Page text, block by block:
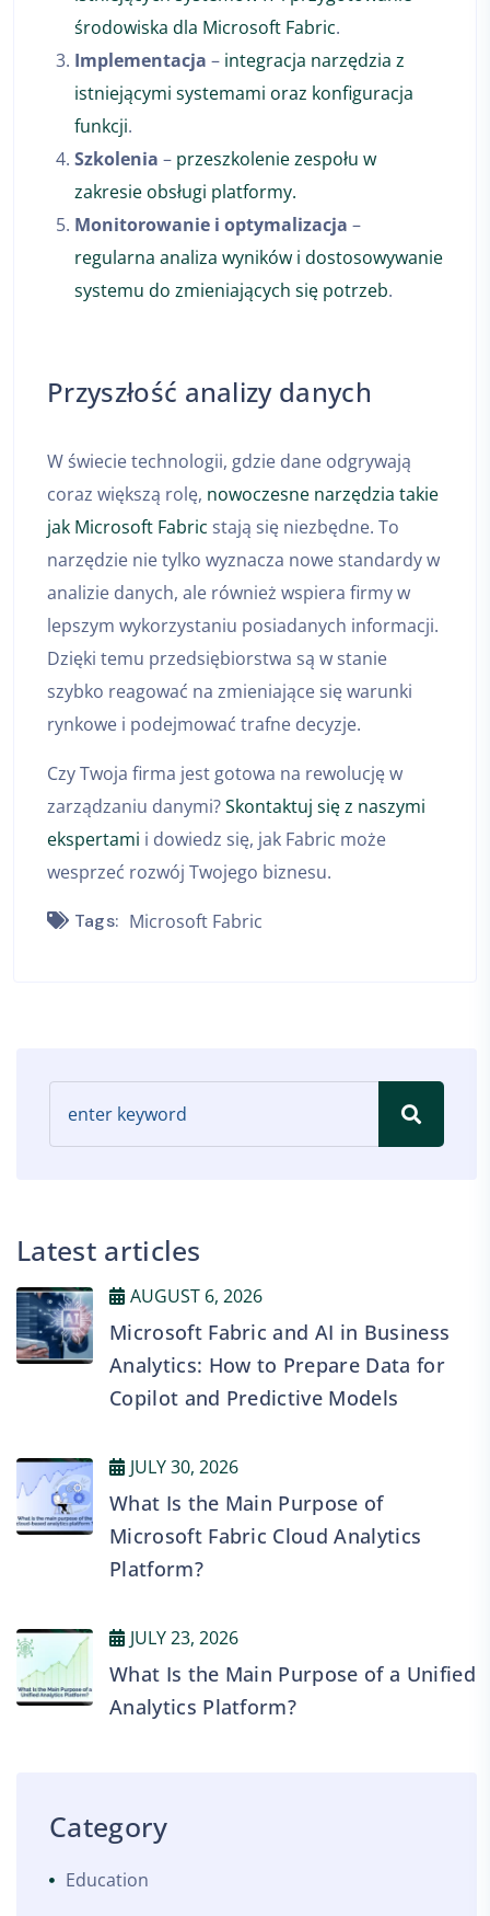
środowiska dla Microsoft Fabric.
Implementacja – integracja narzędzia z
istniejącymi systemami oraz konfiguracja
funkcji.
Szkolenia – przeszkolenie zespołu w
zakresie obsługi platformy.
Monitorowanie i optymalizacja –
regularna analiza wyników i dostosowywanie
systemu do zmieniających się potrzeb.
Przyszłość analizy danych
W świecie technologii, gdzie dane odgrywają
coraz większą rolę, nowoczesne narzędzia takie
jak Microsoft Fabric stają się niezbędne. To
narzędzie nie tylko wyznacza nowe standardy w
analizie danych, ale również wspiera firmy w
lepszym wykorzystaniu posiadanych informacji.
Dzięki temu przedsiębiorstwa są w stanie
szybko reagować na zmieniające się warunki
rynkowe i podejmować trafne decyzje.
Czy Twoja firma jest gotowa na rewolucję w
zarządzaniu danymi?Skontaktuj się z naszymi
ekspertami i dowiedz się, jak Fabric może
wesprzeć rozwój Twojego biznesu.
Tags: Microsoft Fabric
Latest articles
AUGUST 6, 2026
Microsoft Fabric and AI in Business
Analytics: How to Prepare Data for
Copilot and Predictive Models
JULY 30, 2026
What Is the Main Purpose of
Microsoft Fabric Cloud Analytics
Platform?
JULY 23, 2026
What Is the Main Purpose of a Unified
Analytics Platform?
Category
Education